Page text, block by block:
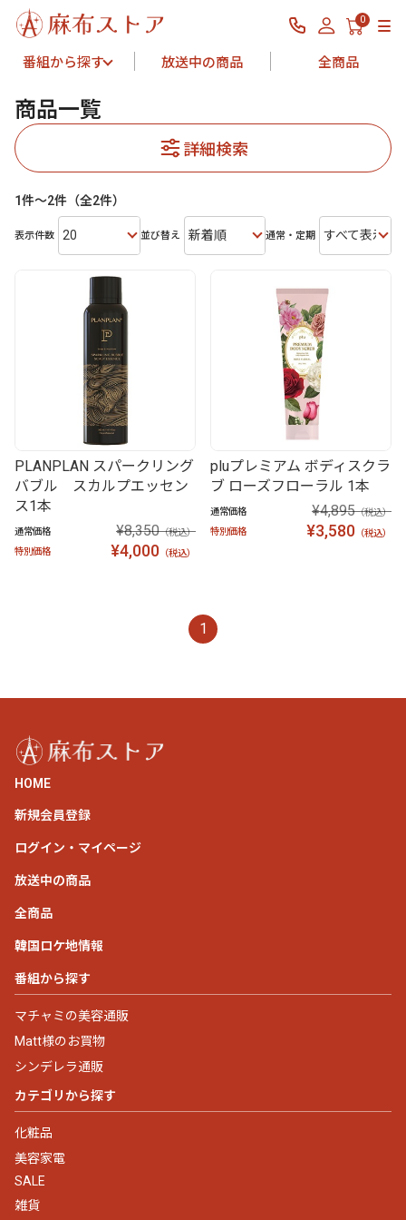
0
番組から探す 放送中の商品 全商品
商品一覧
詳細検索
1件～2件（全2件）
表示件数 20 並び替え 新着順 通常・定期 すべて表示
PLANPLAN スパークリング
バブル スカルプエッセン
ス1本
通常価格 ¥8,350（税込）
特別価格
¥4,000 （税込）
pluプレミアム ボディスクラ
ブ ローズフローラル 1本
通常価格 ¥4,895（税込）
特別価格
¥3,580 （税込）
1
HOME
新規会員登録
ログイン・マイページ
放送中の商品
全商品
韓国ロケ地情報
番組から探す
マチャミの美容通販
Matt様のお買物
シンデレラ通販
カテゴリから探す
化粧品
美容家電
SALE
雑貨